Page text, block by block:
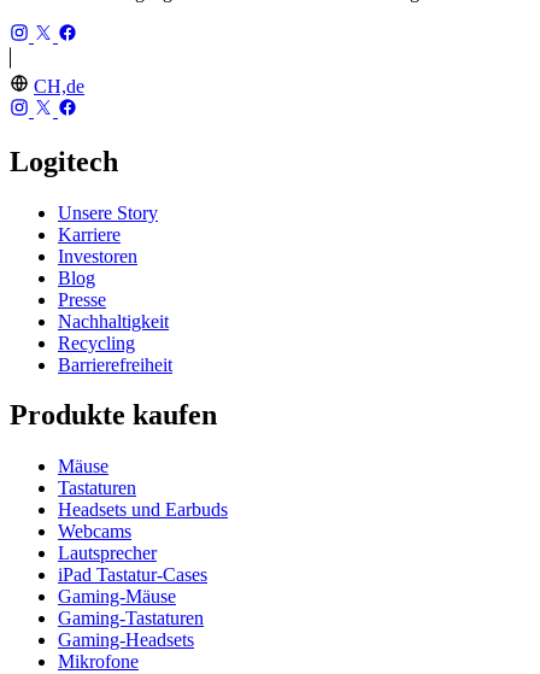
CH,de
Logitech
Unsere Story
Karriere
Investoren
Blog
Presse
Nachhaltigkeit
Recycling
Barrierefreiheit
Produkte kaufen
Mäuse
Tastaturen
Headsets und Earbuds
Webcams
Lautsprecher
iPad Tastatur-Cases
Gaming-Mäuse
Gaming-Tastaturen
Gaming-Headsets
Mikrofone